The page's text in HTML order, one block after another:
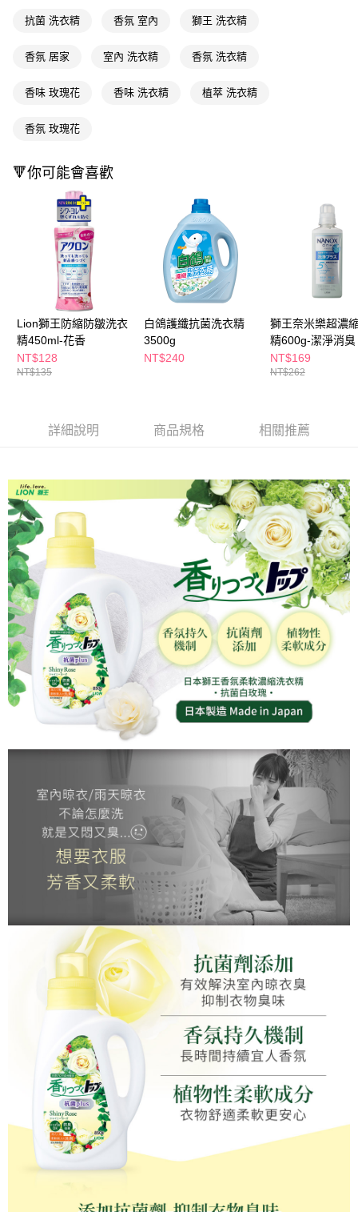
２．便利：只要手機號碼，簡訊認證，即可結帳。
３．安心：先確認商品／服務後，再付款。
【「AFTEE先享後付」結帳流程】
結帳頁面，進行簡訊認證並確認金額後，即可完成結帳。
２．訂單成立數日內，您將收到繳費通知簡訊。
ATM／網路銀行／等多元方式進行付款，方視為交易完成。
後付繳納相關費用。
是否繳費成功／繳費後需取消欲退款等相關疑問，請聯繫「AFTEE先享後付
客戶支援中心」https://netprotections.freshdesk.com/support/home
【注意事項】
１．透過由恩沛科技股份有限公司提供之「AFTEE先享後付」服務完成之交
易，需依本服務之必要範圍內提供個人資料，並將交易相關給付款項請求債
權轉讓予恩沛科技股份有限公司。
２．關於個人資料處理事宜，請瀏覽以下網址：
https://aftee.tw/terms/#terms3
３．未成年的使用者請事先徵得法定代理人或監護人之同意方可使用
「AFTEE先享後付」，若未經同意申辦者引起之損失，本公司不負相關責
任。
４．使用「AFTEE先享後付」時，將依據個別帳號之用戶狀況，依本公司即
恩沛科技股份有限公司將有權停止該用戶之使用額度並採取法律行動。
每筆NT$65，滿NT$390(含以上)免運費
付款後全家取貨
萊爾富取貨付款
每筆NT$65，滿NT$490(含以上)免運費
7-11取貨付款
每筆NT$65，滿NT$490(含以上)免運費
付款後7-11取貨
每筆NT$65，滿NT$490(含以上)免運費
宅配(本島)
每筆NT$100，滿NT$790(含以上)免運費
抗菌 洗衣精 香氛 室內 獅王 洗衣精
香氛 居家 室內 洗衣精 香氛 洗衣精
香味 玫瑰花 香味 洗衣精 植萃 洗衣精
香氛 玫瑰花
🔻你可能會喜歡
Lion獅王防縮防皺洗衣
精450ml-花香
NT$128
NT$135
白鴿護纖抗菌洗衣精
3500g
NT$240
獅王奈米樂超濃
精600g-潔淨消臭
NT$169
NT$262
詳細說明 商品規格 相關推薦